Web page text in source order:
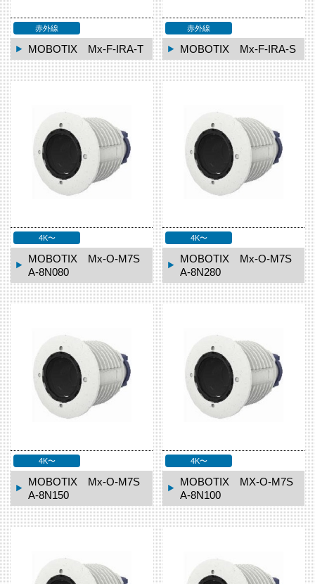
赤外線
MOBOTIX Mx-F-IRA-T
赤外線
MOBOTIX Mx-F-IRA-S
4K〜
MOBOTIX Mx-O-M7S
A-8N080
4K〜
MOBOTIX Mx-O-M7S
A-8N280
4K〜
MOBOTIX Mx-O-M7S
A-8N150
4K〜
MOBOTIX MX-O-M7S
A-8N100